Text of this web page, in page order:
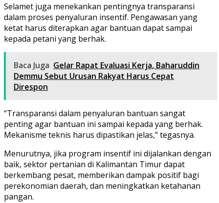
Selamet juga menekankan pentingnya transparansi
dalam proses penyaluran insentif. Pengawasan yang
ketat harus diterapkan agar bantuan dapat sampai
kepada petani yang berhak.
Baca Juga Gelar Rapat Evaluasi Kerja, Baharuddin
Demmu Sebut Urusan Rakyat Harus Cepat
Direspon
“Transparansi dalam penyaluran bantuan sangat
penting agar bantuan ini sampai kepada yang berhak.
Mekanisme teknis harus dipastikan jelas,” tegasnya.
Menurutnya, jika program insentif ini dijalankan dengan
baik, sektor pertanian di Kalimantan Timur dapat
berkembang pesat, memberikan dampak positif bagi
perekonomian daerah, dan meningkatkan ketahanan
pangan.